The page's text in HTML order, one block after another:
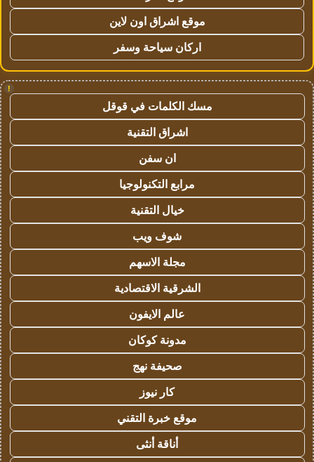
موقع اشراق اون لاين
اركان سياحة وسفر
!
مسك الكلمات في قوقل
اشراق التقنية
ان سفن
مرابع التكنولوجيا
خيال التقنية
شوف ويب
مجلة الاسهم
الشرقية الاقتصادية
عالم الايفون
مدونة كوكان
صحيفة نهج
كار نيوز
موقع خبرة التقني
أناقة أنثى